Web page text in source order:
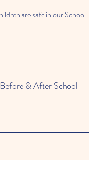
are safe in our School.
Before & After School